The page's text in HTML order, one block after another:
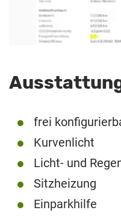
frei
Kurvenlicht
Licht- und
Sitzheizung
Einparkhilfe